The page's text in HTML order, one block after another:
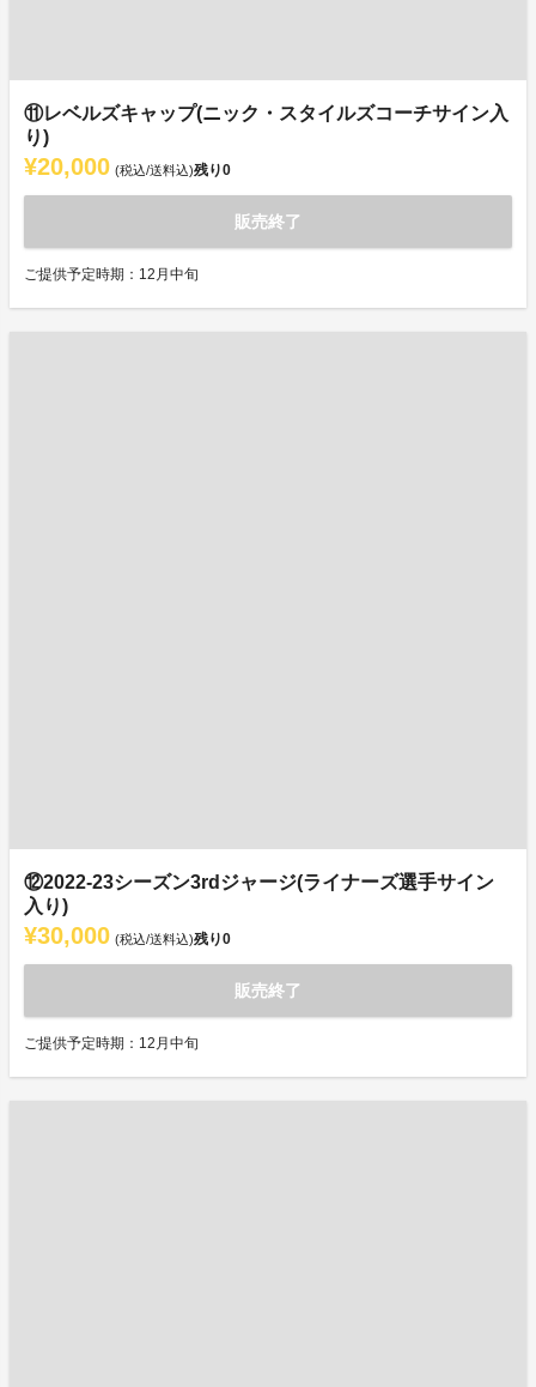
⑪レベルズキャップ(ニック・スタイルズコーチサイン入
り)
¥20,000 (税込/送料込)残り0
販売終了
ご提供予定時期：12月中旬
⑫2022-23シーズン3rdジャージ(ライナーズ選手サイン
入り)
¥30,000 (税込/送料込)残り0
販売終了
ご提供予定時期：12月中旬